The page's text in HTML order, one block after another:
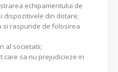
echipamentului de
dispozitivele din dotare;
si raspunde de folosirea
al societatii;
care sa nu prejudicieze in